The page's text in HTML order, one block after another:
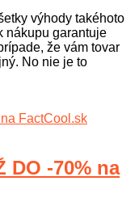
výhody takéhoto
nákupu garantuje
že vám tovar
No nie je to
DO -70% na